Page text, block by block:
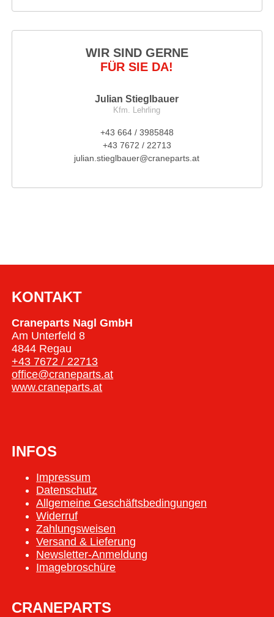
WIR SIND GERNE
FÜR SIE DA!
Julian Stieglbauer
Kfm. Lehrling
+43 664 / 3985848
+43 7672 / 22713
julian.stieglbauer@craneparts.at
KONTAKT
Craneparts Nagl GmbH
Am Unterfeld 8
4844 Regau
+43 7672 / 22713
office@craneparts.at
www.craneparts.at
INFOS
Impressum
Datenschutz
Allgemeine Geschäftsbedingungen
Widerruf
Zahlungsweisen
Versand & Lieferung
Newsletter-Anmeldung
Imagebroschüre
CRANEPARTS